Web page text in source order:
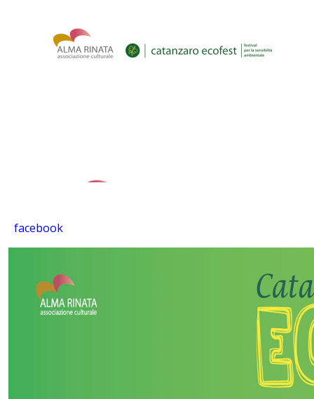
facebook